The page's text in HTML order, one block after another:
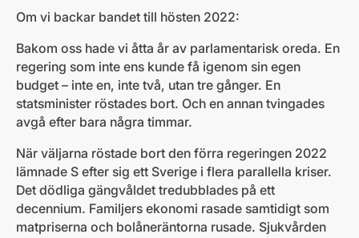
Om vi backar bandet till hösten 2022:
Bakom oss hade vi åtta år av parlamentarisk oreda. En
regering som inte ens kunde få igenom sin egen
budget – inte en, inte två, utan tre gånger. En
statsminister röstades bort. Och en annan tvingades
avgå efter bara några timmar.
När väljarna röstade bort den förra regeringen 2022
lämnade S efter sig ett Sverige i flera parallella kriser.
Det dödliga gängvåldet tredubblades på ett
decennium. Familjers ekonomi rasade samtidigt som
matpriserna och bolåneräntorna rusade. Sjukvården